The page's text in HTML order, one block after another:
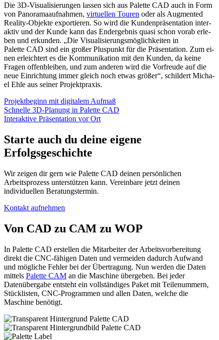
Die 3D-Vi­sua­li­sie­run­gen las­sen sich aus Pa­let­te CAD auch in Form
von Pan­ora­ma­auf­nah­men, virtuellen Touren oder als Aug­men­ted
Rea­li­ty-Ob­jek­te ex­por­tie­ren. So wird die Kun­den­prä­sen­ta­ti­on in­ter­
ak­tiv und der Kun­de kann das End­er­geb­nis qua­si schon vor­ab er­le­
ben und er­kun­den. „Die Vi­sua­li­sie­rungs­mög­lich­kei­ten in
Palette CAD sind ein gro­ßer Plus­punkt für die Prä­sen­ta­ti­on. Zum ei­
nen er­leich­tert es die Kom­mu­ni­ka­ti­on mit den Kun­den, da kei­ne
Fra­gen of­fen­blei­ben, und zum an­de­ren wird die Vor­freu­de auf die
neue Ein­rich­tung im­mer gleich noch et­was grö­ßer“, schil­dert Mi­cha­
el Ehle aus sei­ner Pro­jekt­pra­xis.
Pro­jekt­be­ginn mit di­gi­ta­lem Auf­maß
Schnel­le 3D-Pla­nung in Pa­let­te CAD
In­ter­ak­ti­ve Prä­sen­ta­ti­on vor Ort
Starte auch du deine eigene
Erfolgsgeschichte
Wir zeigen dir gern wie Palette CAD deinen persönlichen
Arbeitsprozess unterstützen kann. Vereinbare jetzt deinen
individuellen Beratungstermin.
Kontakt aufnehmen
Von CAD zu CAM zu WOP
In Palette CAD erstellen die Mitarbeiter der Arbeitsvorbereitung
direkt die CNC-fähigen Daten und vermeiden dadurch Aufwand
und mögliche Fehler bei der Übertragung. Nun werden die Daten
mittels Palette CAM an die Maschine übergeben. Bei jeder
Datenübergabe entsteht ein vollständiges Paket mit Teilenummern,
Stücklisten, CNC-Programmen und allen Daten, welche die
Maschine benötigt.